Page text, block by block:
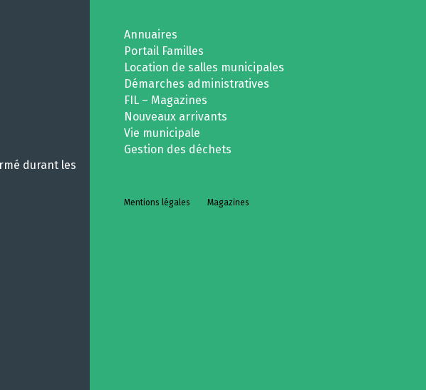
durant les
Annuaires
Portail Familles
Location de salles municipales
Démarches administratives
FIL – Magazines
Nouveaux arrivants
Vie municipale
Gestion des déchets
Mentions légales Magazines